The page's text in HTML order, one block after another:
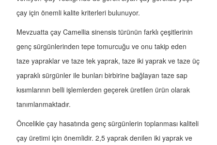
çay için önemli kalite kriterleri bulunuyor.
Mevzuatta çay Camellia sinensis türünün farklı çeşitlerinin
genç sürgünlerinden tepe tomurcuğu ve onu takip eden
taze yapraklar ve taze tek yaprak, taze iki yaprak ve taze üç
yapraklı sürgünler ile bunları birbirine bağlayan taze sap
kısımlarının belli işlemlerden geçerek üretilen ürün olarak
tanımlanmaktadır.
Öncelikle çay hasatında genç sürgünlerin toplanması kaliteli
çay üretimi için önemlidir. 2,5 yaprak denilen iki yaprak ve